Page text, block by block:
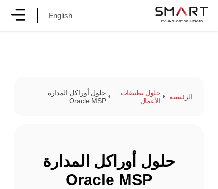
English
الرئيسية
حلول تطبيقات
الأعمال
حلول أوراكل المدارة
Oracle MSP
حلول أوراكل المدارة
Oracle MSP